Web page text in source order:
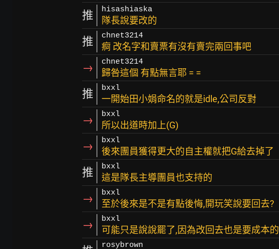
推 hisashiaska
隊長說要改的
推 chnet3214
痾 改名字和賣票有沒有賣完兩回事吧
→ chnet3214
歸咎這個 有點無言耶 = =
推 bxxl
一開始田小娟命名的就是idle,公司反對
→ bxxl
所以出道時加上(G)
→ bxxl
後來團員獲得更大的自主權就把G給去掉了
推 bxxl
這是隊長主導團員也支持的
→ bxxl
至於後來是不是有點後悔,開玩笑說要回去?
→ bxxl
可能只是說說罷了,因為改回去也是要成本的
rosybrown